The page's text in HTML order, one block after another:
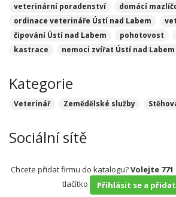
veterinární poradenství
domácí
ordinace veterináře Ústí nad Labem
čipování Ústí nad Labem
pohotovost
kastrace
nemoci zvířat Ústí nad Labem
Kategorie
Veterinář Zemědělské služby
Sociální sítě
Chcete přidat firmu do katalogu?Volejte 771
tlačítko
Přihlásit se a